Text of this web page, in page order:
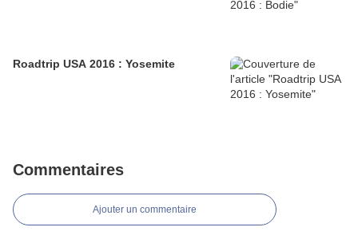
Roadtrip USA 2016 : Yosemite
Commentaires
Ajouter un commentaire